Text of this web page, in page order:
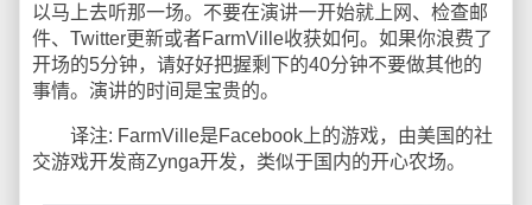
以马上去听那一场。不要在演讲一开始就上网、检查邮
件、Twitter更新或者FarmVille收获如何。如果你浪费了
开场的5分钟，请好好把握剩下的40分钟不要做其他的
事情。演讲的时间是宝贵的。
译注: FarmVille是Facebook上的游戏，由美国的社
交游戏开发商Zynga开发，类似于国内的开心农场。